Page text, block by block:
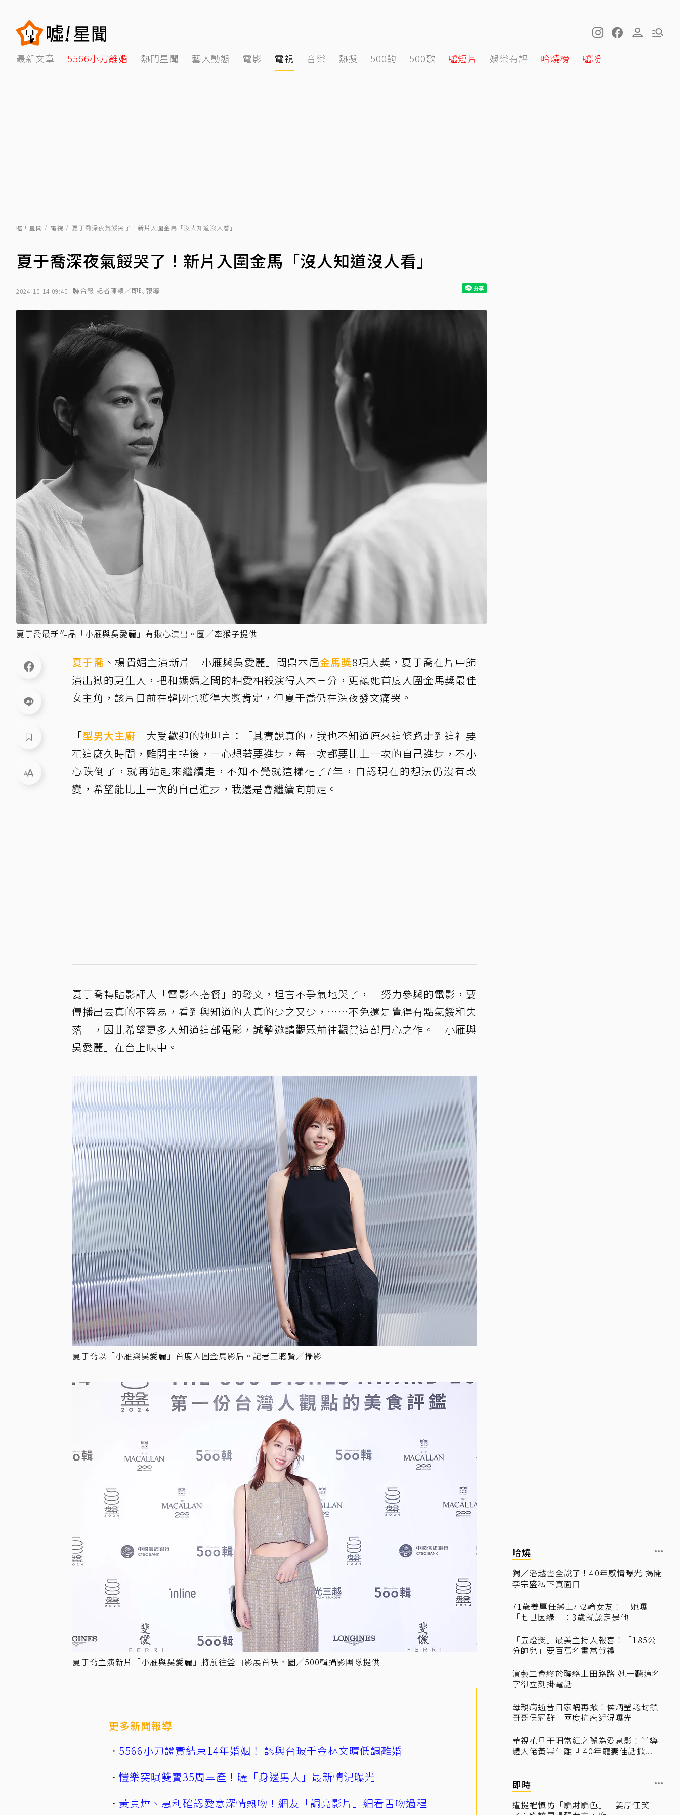
最新文章 5566小刀離婚 熱門星聞 藝人動態 電影 電視 音樂 熱搜 500齣 500歌 噓短片 娛樂有評 哈燒榜 噓粉
噓！星聞 電視 夏于喬深夜氣餒哭了！新片入圍金馬「沒人知道沒人看」
夏于喬深夜氣餒哭了！新片入圍金馬「沒人知道沒人看」
2024-10-14 09:40 聯合報 記者陳穎／即時報導
夏于喬最新作品「小雁與吳愛麗」有揪心演出。圖／牽猴子提供
夏于喬 、楊貴媚主演新片「小雁與吳愛麗」問鼎本屆金馬獎8項大獎，夏于喬在片中飾
演出獄的更生人，把和媽媽之間的相愛相殺演得入木三分，更讓她首度入圍金馬獎最佳
女主角，該片日前在韓國也獲得大獎肯定，但夏于喬仍在深夜發文痛哭。
「型男大主廚 」大受歡迎的她坦言：「其實說真的，我也不知道原來這條路走到這裡要
花這麼久時間，離開主持後，一心想著要進步，每一次都要比上一次的自己進步，不小
心跌倒了，就再站起來繼續走，不知不覺就這樣花了7年，自認現在的想法仍沒有改
變，希望能比上一次的自己進步，我還是會繼續向前走。
夏于喬轉貼影評人「電影不搭餐」的發文，坦言不爭氣地哭了，「努力參與的電影，要
傳播出去真的不容易，看到與知道的人真的少之又少，⋯⋯不免還是覺得有點氣餒和失
落」，因此希望更多人知道這部電影，誠摯邀請觀眾前往觀賞這部用心之作。「小雁與
吳愛麗」在台上映中。
夏于喬以「小雁與吳愛麗」首度入圍金馬影后。記者王聰賢／攝影
夏于喬主演新片「小雁與吳愛麗」將前往釜山影展首映。圖／500輯攝影團隊提供
更多新聞報導
5566小刀證實結束14年婚姻！ 認與台玻千金林文晴低調離婚
愷樂突曝雙寶35周早產！曬「身邊男人」最新情況曝光
黃寅燁、惠利確認愛意深情熱吻！網友「調亮影片」細看舌吻過程
哈燒
獨／潘越雲全說了！40年感情曝光 揭開
李宗盛私下真面目
71歲姜厚任戀上小2輪女友！ 她曝
「七世因緣」：3歲就認定是他
「五燈獎」最美主持人報喜！「185公
分帥兒」要百萬名畫當賀禮
演藝工會終於聯絡上田路路 她一聽這名
字卻立刻掛電話
母親病逝昔日家醜再掀！侯炳瑩認封鎖
哥哥侯冠群 兩度抗癌近況曝光
華視花旦于珊當紅之際為愛息影！半導
體大佬黃崇仁離世 40年寵妻佳話掀...
即時
遭提醒慎防「騙財騙色」 姜厚任笑